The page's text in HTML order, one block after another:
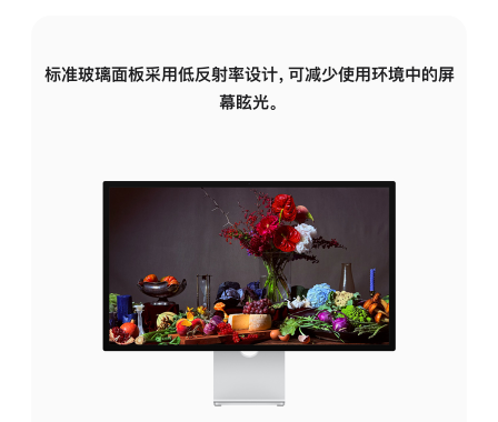
标准玻璃面板采用低反射率设计，可减少使用环境中的屏
幕眩光。